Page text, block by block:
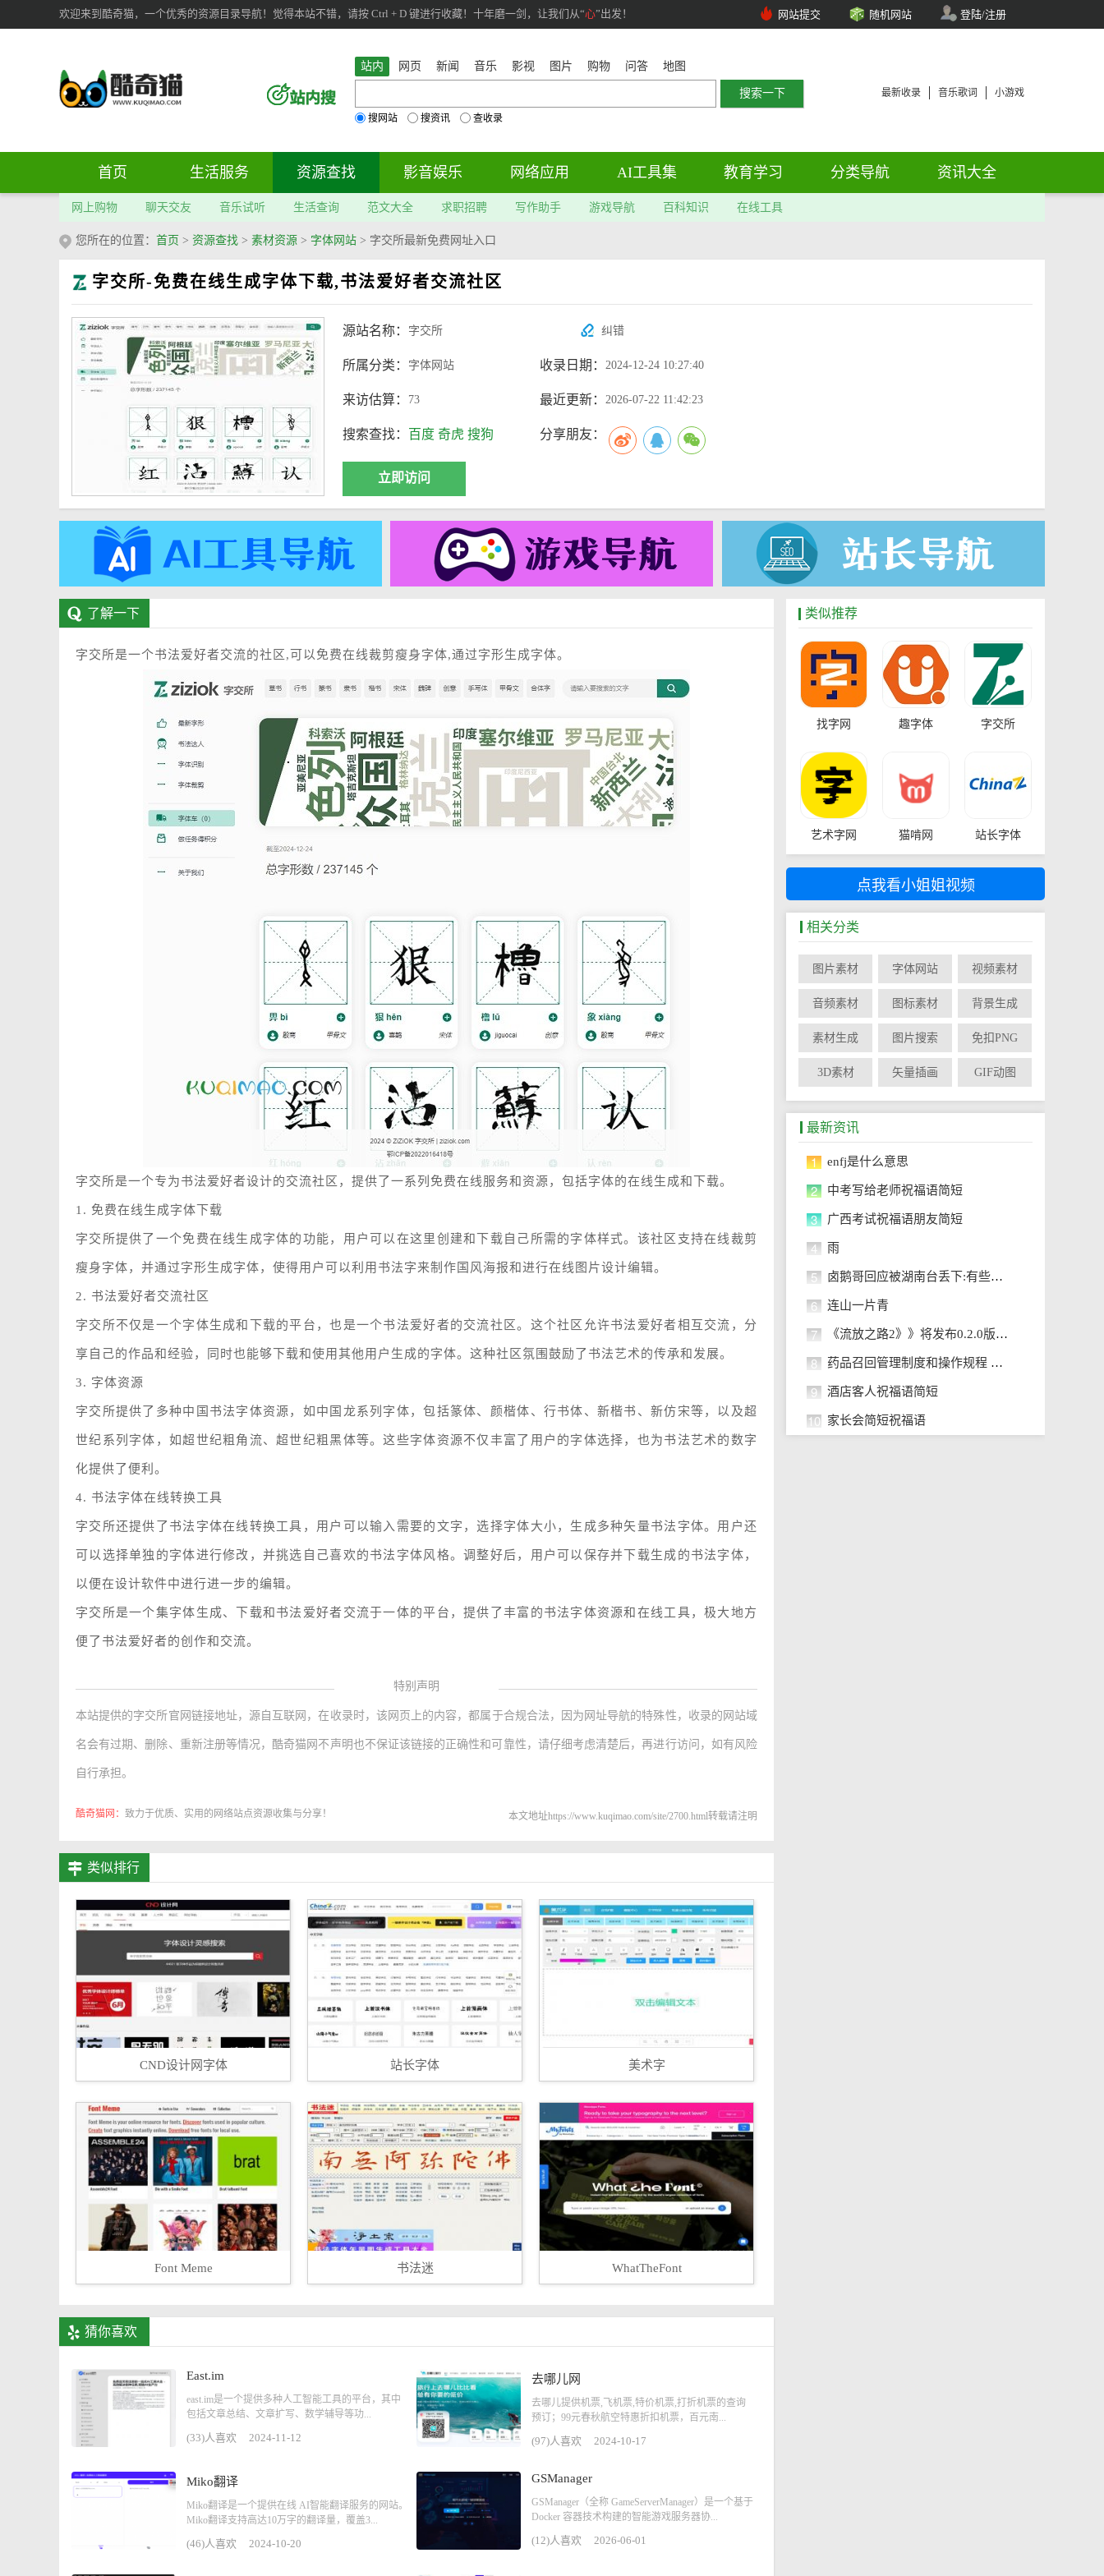
欢迎来到酷奇猫，一个优秀的资源目录导航！觉得本站不错，请按 Ctrl + D 键进行收藏！十年磨一剑，让我们从“心”出发！ 网站提交 随机网站 登陆/注册
站内 网页 新闻 音乐 影视 图片 购物 问答 地图
搜网站 搜资讯 查收录
最新收录 音乐歌词 小游戏
首页 生活服务 资源查找 影音娱乐 网络应用 AI工具集 教育学习 分类导航 资讯大全
网上购物 聊天交友 音乐试听 生活查询 范文大全 求职招聘 写作助手 游戏导航 百科知识 在线工具
您所在的位置： 首页 > 资源查找 > 素材资源 > 字体网站 > 字交所最新免费网址入口
字交所-免费在线生成字体下载,书法爱好者交流社区
源站名称： 字交所 纠错
所属分类： 字体网站 收录日期： 2024-12-24 10:27:40
来访估算： 73 最近更新： 2026-07-22 11:42:23
搜索查找： 百度 奇虎 搜狗 分享朋友：
立即访问
了解一下
字交所是一个书法爱好者交流的社区,可以免费在线裁剪瘦身字体,通过字形生成字体。
字交所是一个专为书法爱好者设计的交流社区，提供了一系列免费在线服务和资源，包括字体的在线生成和下载。
1. 免费在线生成字体下载
字交所提供了一个免费在线生成字体的功能，用户可以在这里创建和下载自己所需的字体样式。该社区支持在线裁剪
瘦身字体，并通过字形生成字体，使得用户可以利用书法字来制作国风海报和进行在线图片设计编辑。
2. 书法爱好者交流社区
字交所不仅是一个字体生成和下载的平台，也是一个书法爱好者的交流社区。这个社区允许书法爱好者相互交流，分
享自己的作品和经验，同时也能够下载和使用其他用户生成的字体。这种社区氛围鼓励了书法艺术的传承和发展。
3. 字体资源
字交所提供了多种中国书法字体资源，如中国龙系列字体，包括篆体、颜楷体、行书体、新楷书、新仿宋等，以及超
世纪系列字体，如超世纪粗角流、超世纪粗黑体等。这些字体资源不仅丰富了用户的字体选择，也为书法艺术的数字
化提供了便利。
4. 书法字体在线转换工具
字交所还提供了书法字体在线转换工具，用户可以输入需要的文字，选择字体大小，生成多种矢量书法字体。用户还
可以选择单独的字体进行修改，并挑选自己喜欢的书法字体风格。调整好后，用户可以保存并下载生成的书法字体，
以便在设计软件中进行进一步的编辑。
字交所是一个集字体生成、下载和书法爱好者交流于一体的平台，提供了丰富的书法字体资源和在线工具，极大地方
便了书法爱好者的创作和交流。
特别声明
本站提供的字交所官网链接地址，源自互联网，在收录时，该网页上的内容，都属于合规合法，因为网址导航的特殊性，收录的网站域
名会有过期、删除、重新注册等情况，酷奇猫网不声明也不保证该链接的正确性和可靠性，请仔细考虑清楚后，再进行访问，如有风险
自行承担。
酷奇猫网： 致力于优质、实用的网络站点资源收集与分享！ 本文地址https://www.kuqimao.com/site/2700.html转载请注明
类似排行
CND设计网字体 站长字体 美术字
Font Meme 书法迷 WhatTheFont
猜你喜欢
East.im
east.im是一个提供多种人工智能工具的平台，其中
包括文章总结、文章扩写、数学辅导等功...
(33)人喜欢 2024-11-12
去哪儿网
去哪儿提供机票,飞机票,特价机票,打折机票的查询
预订；99元春秋航空特惠折扣机票，百元南...
(97)人喜欢 2024-10-17
Miko翻译
Miko翻译是一个提供在线 AI智能翻译服务的网站。
Miko翻译支持高达10万字的翻译量，覆盖3...
(46)人喜欢 2024-10-20
GSManager
GSManager（全称 GameServerManager）是一个基于
Docker 容器技术构建的智能游戏服务器协...
(12)人喜欢 2026-06-01
类似推荐
找字网 趣字体 字交所
艺术字网 猫啃网 站长字体
点我看小姐姐视频
相关分类
图片素材 字体网站 视频素材
音频素材 图标素材 背景生成
素材生成 图片搜索 免扣PNG
3D素材 矢量插画 GIF动图
最新资讯
1 enfj是什么意思
2 中考写给老师祝福语简短
3 广西考试祝福语朋友简短
4 雨
5 卤鹅哥回应被湖南台丢下:有些失落
6 连山一片青
7 《流放之路2》》将发布0.2.0版更新
8 药品召回管理制度和操作规程 药品
9 酒店客人祝福语简短
10 家长会简短祝福语